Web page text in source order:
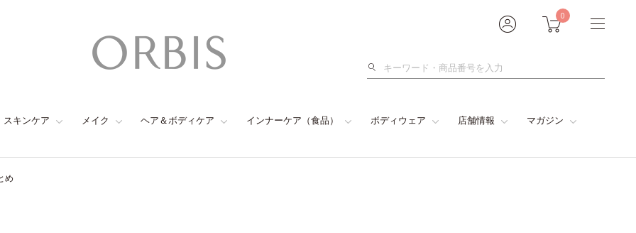
0
検
スキンケア メイク ヘア＆ボディケア インナーケア（食品） ボディウェア 店舗情報 マガジン
め